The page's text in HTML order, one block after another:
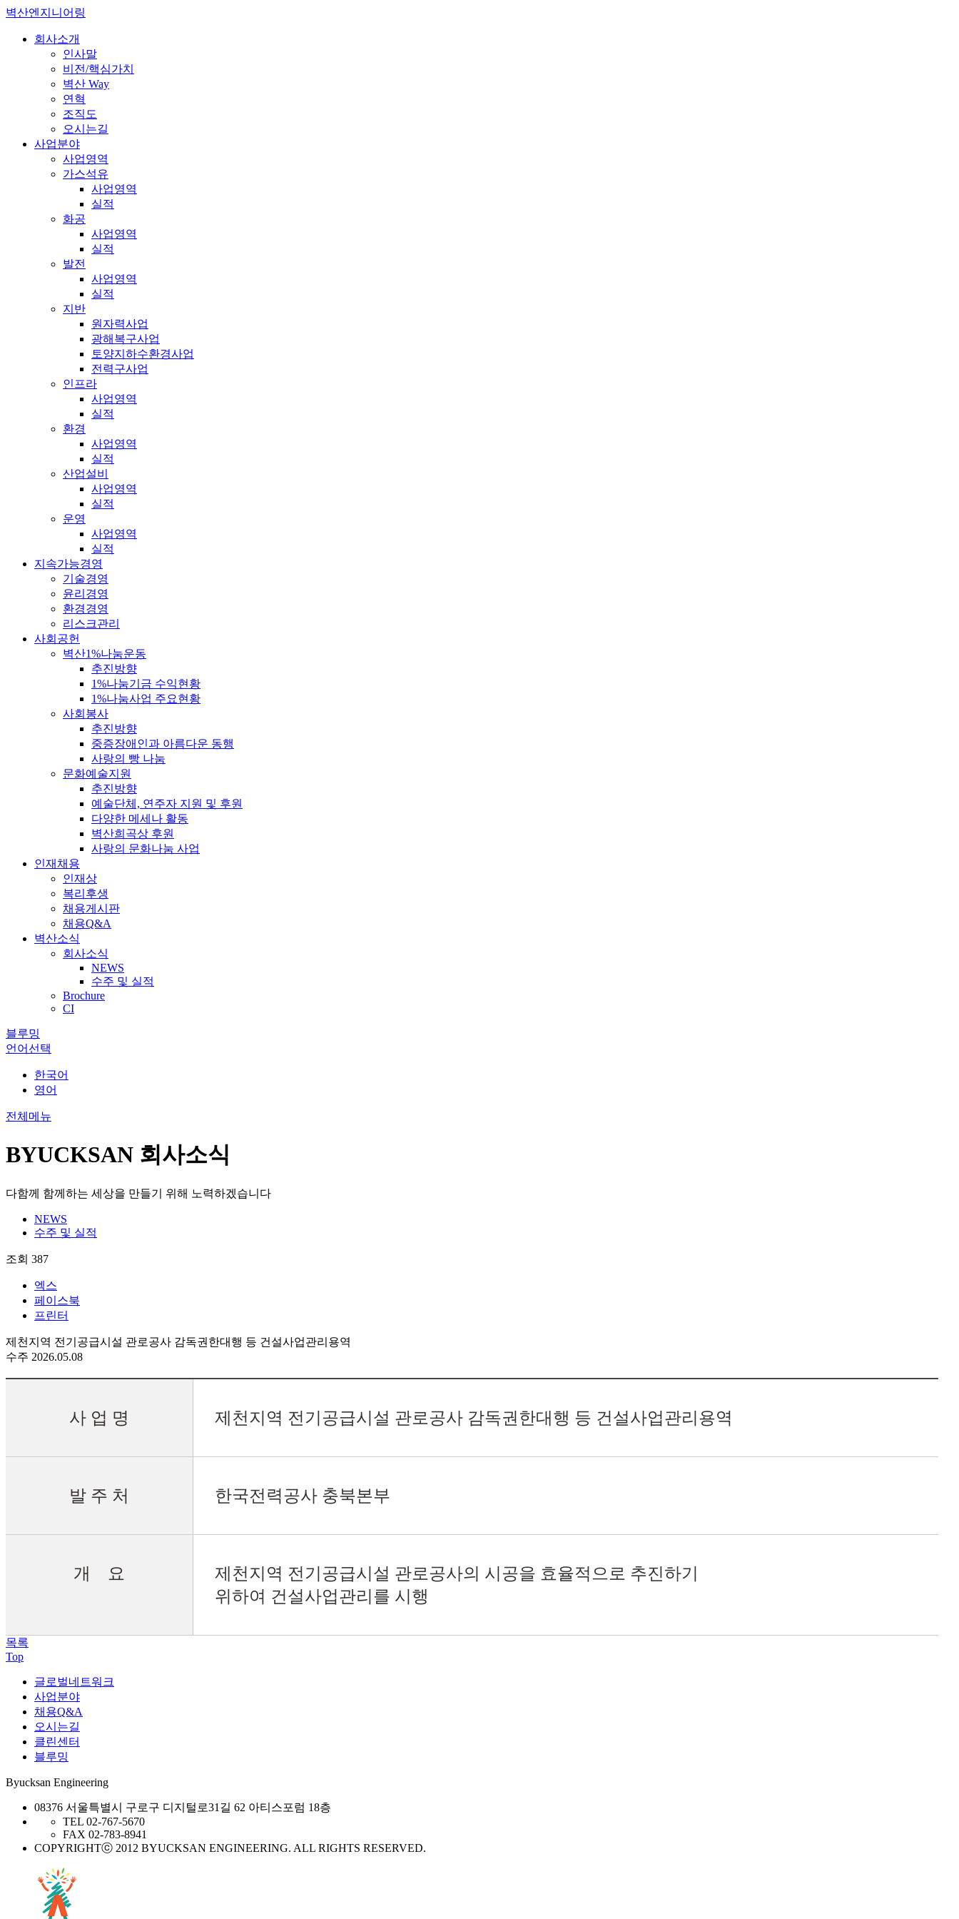
벽산엔지니어링
회사소개
인사말
비전/핵심가치
벽산 Way
연혁
조직도
오시는길
사업분야
사업영역
가스석유
사업영역
실적
화공
사업영역
실적
발전
사업영역
실적
지반
원자력사업
광해복구사업
토양지하수환경사업
전력구사업
인프라
사업영역
실적
환경
사업영역
실적
산업설비
사업영역
실적
운영
사업영역
실적
지속가능경영
기술경영
윤리경영
환경경영
리스크관리
사회공헌
벽산1%나눔운동
추진방향
1%나눔기금 수익현황
1%나눔사업 주요현황
사회봉사
추진방향
중증장애인과 아름다운 동행
사랑의 빵 나눔
문화예술지원
추진방향
예술단체, 연주자 지원 및 후원
다양한 메세나 활동
벽산희곡상 후원
사랑의 문화나눔 사업
인재채용
인재상
복리후생
채용게시판
채용Q&A
벽산소식
회사소식
NEWS
수주 및 실적
Brochure
CI
블루밍
언어선택
한국어
영어
전체메뉴
BYUCKSAN 회사소식
다함께 함께하는 세상을 만들기 위해 노력하겠습니다
NEWS
수주 및 실적
조회 387
엑스
페이스북
프린터
제천지역 전기공급시설 관로공사 감독권한대행 등 건설사업관리용역
수주 2026.05.08
사 업 명 제천지역 전기공급시설 관로공사 감독권한대행 등 건설사업관리용역
발 주 처 한국전력공사 충북본부
개 요
제천지역 전기공급시설 관로공사의 시공을 효율적으로 추진하기
위하여 건설사업관리를 시행
목록
Top
글로벌네트워크
사업분야
채용Q&A
오시는길
클린센터
블루밍
Byucksan Engineering
08376 서울특별시 구로구 디지털로31길 62 아티스포럼 18층
TEL 02-767-5670
FAX 02-783-8941
COPYRIGHTⓒ 2012 BYUCKSAN ENGINEERING. ALL RIGHTS RESERVED.